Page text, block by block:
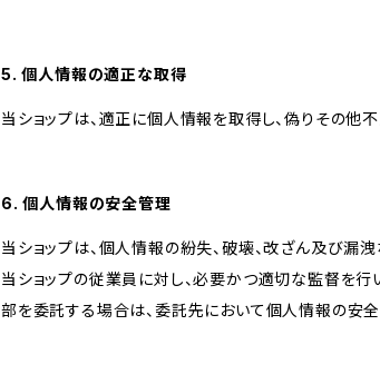
5. 個人情報の適正な取得
当ショップは、適正に個人情報を取得し、偽りその他
6. 個人情報の安全管理
当ショップは、個人情報の紛失、破壊、改ざん及び漏
当ショップの従業員に対し、必要かつ適切な監督を行
部を委託する場合は、委託先において個人情報の安